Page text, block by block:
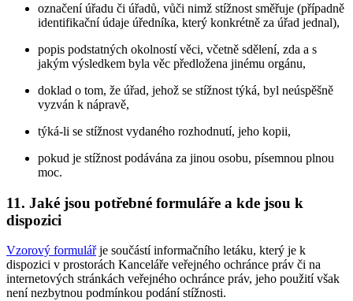
označení úřadu či úřadů, vůči nimž stížnost směřuje (případně
identifikační údaje úředníka, který konkrétně za úřad jednal),
popis podstatných okolností věci, včetně sdělení, zda a s
jakým výsledkem byla věc předložena jinému orgánu,
doklad o tom, že úřad, jehož se stížnost týká, byl neúspěšně
vyzván k nápravě,
týká-li se stížnost vydaného rozhodnutí, jeho kopii,
pokud je stížnost podávána za jinou osobu, písemnou plnou
moc.
11. Jaké jsou potřebné formuláře a kde jsou k
dispozici
Vzorový formulářje součástí informačního letáku, který je k
dispozici v prostorách Kanceláře veřejného ochránce práv či na
internetových stránkách veřejného ochránce práv, jeho použití však
není nezbytnou podmínkou podání stížnosti.